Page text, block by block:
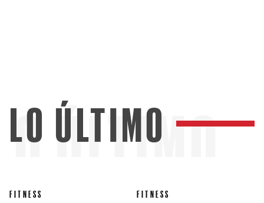
ÚLTIMO
LO ÚLTIMO
FITNESS FITNESS